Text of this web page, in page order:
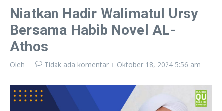
Niatkan Hadir Walimatul Ursy
Bersama Habib Novel AL-
Athos
Oleh Tidak ada komentar Oktober 18, 2024 5:56 am